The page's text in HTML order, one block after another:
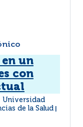
un
con
Universidad
de la Salud